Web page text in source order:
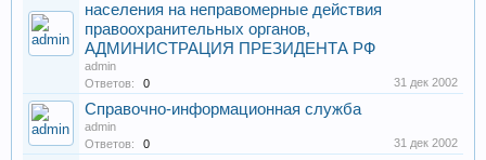
населения на неправомерные действия
правоохранительных органов,
АДМИНИСТРАЦИЯ ПРЕЗИДЕНТА РФ
admin
Ответов:
0 31 дек 2002
Справочно-информационная служба
admin
Ответов:
0 31 дек 2002